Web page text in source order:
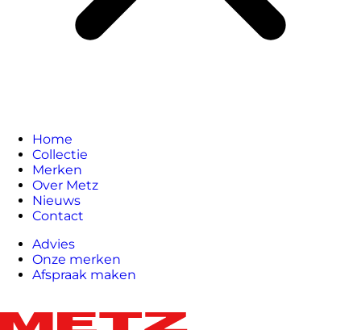
Home
Collectie
Merken
Over Metz
Nieuws
Contact
Advies
Onze merken
Afspraak maken